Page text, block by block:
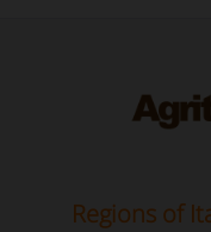
Regions of